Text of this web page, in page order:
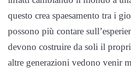
questo crea spaesamento tra i
possono più contare
devono costruire da soli il
altre generazioni vedono venir